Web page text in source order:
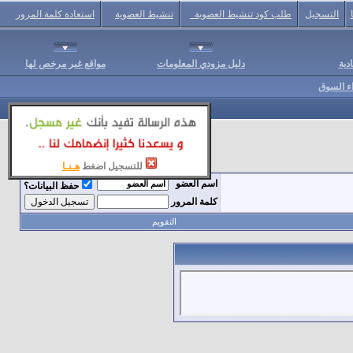
للتسجيل اضغط هـنـا
التسجيل طلب كود تنشيط العضوية تنشيط العضوية استعادة كلمة المرور
دليل مزودي المعلومات مواقع غير مرخص لها
السوق
اسم العضو
حفظ البيانات؟
كلمة المرور
التقويم